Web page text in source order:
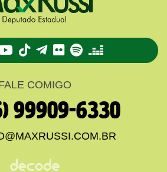
TikTokTelegram
FlickrSpotifyDeezer
COMIGO
99909-6330